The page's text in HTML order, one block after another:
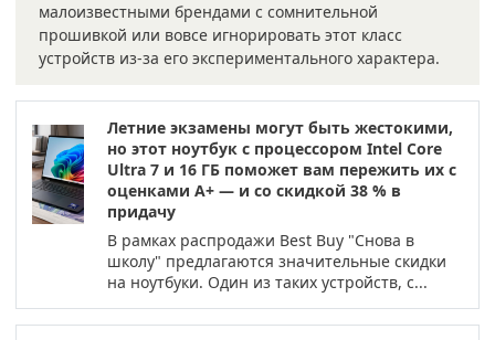
малоизвестными брендами с сомнительной
прошивкой или вовсе игнорировать этот класс
устройств из-за его экспериментального характера.
Летние экзамены могут быть жестокими,
но этот ноутбук с процессором Intel Core
Ultra 7 и 16 ГБ поможет вам пережить их с
оценками A+ — и со скидкой 38 % в
придачу
В рамках распродажи Best Buy "Снова в
школу" предлагаются значительные скидки
на ноутбуки. Один из таких устройств, с...